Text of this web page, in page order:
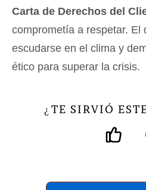
Carta de Derechos del
comprometía a respetar. El
escudarse en el clima y
ético para superar la crisis.
¿ TE SIRVIÓ